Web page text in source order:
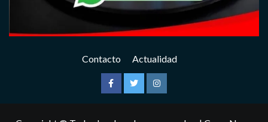
Contacto Actualidad
FacebookTwitterInstagram